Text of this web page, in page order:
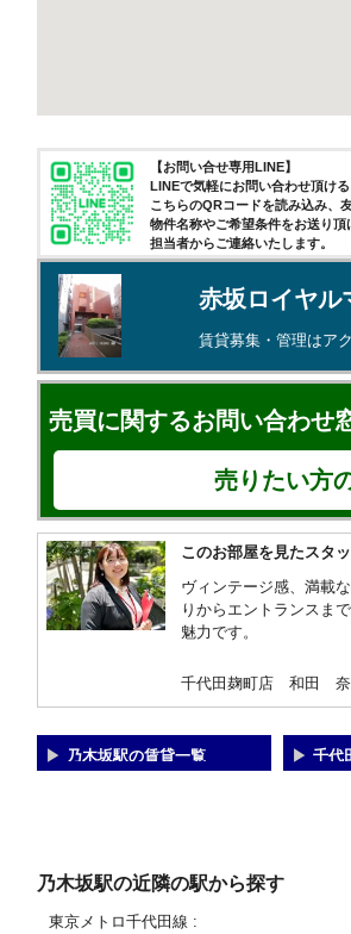
【お問い合せ専用LINE】
LINEで気軽にお問い合わせ頂ける
こちらのQRコードを読み込み、
物件名称やご希望条件をお送り頂
担当者からご連絡いたします。
赤坂ロイヤル
賃貸募集・管理は
売買に関するお問い合わせ
売りたい方
このお部屋を見たスタ
ヴィンテージ感、満載
りからエントランスま
魅力です。
千代田麹町店 和田 奈
乃木坂駅の賃貸一覧 千代
乃木坂駅の近隣の駅から探す
東京メトロ千代田線 :